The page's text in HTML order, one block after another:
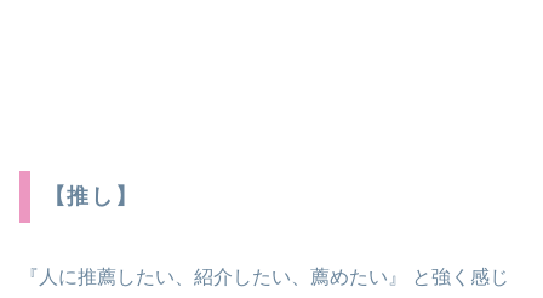
【推し】
『人に推薦したい、紹介したい、薦めたい』 と強く感じ